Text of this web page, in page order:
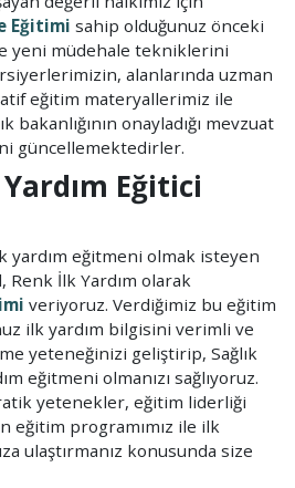
Eğitimi sahip olduğunuz önceki
yeni müdehale tekniklerini
alanlarında uzman
eğitim materyallerimiz ile
bakanlığının onayladığı mevzuat
güncellemektedirler.
Eğitici
yardım eğitmeni olmak isteyen
Renk İlk Yardım olarak
veriyoruz. Verdiğimiz bu eğitim
ilk yardım bilgisini verimli ve
yeteneğinizi geliştirip, Sağlık
eğitmeni olmanızı sağlıyoruz.
yetenekler, eğitim liderliği
eğitim programımız ile ilk
ulaştırmanız konusunda size